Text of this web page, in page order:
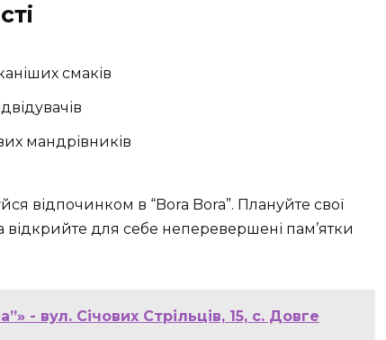
смаків
мандрівників
відпочинком в “Bora Bora”. Плануйте свої
відкрийте для себе неперевершені пам’ятки
- вул. Січових Стрільців, 15, c. Довге